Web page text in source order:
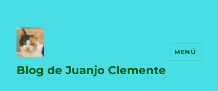
Blog de Juanjo Clemente
MENÚ